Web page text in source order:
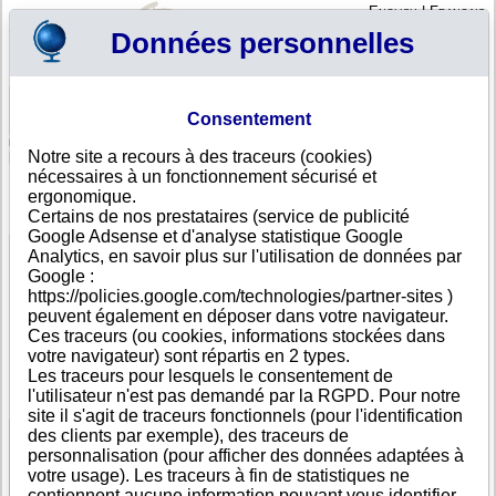
English|Français
Votre panier est vide
Maroc > Toutes villes >Casablanca
POLYGONE B2B, Casablanca
FICHE ENTREPRISE
Dénomination POLYGONE B2B
Adresse
13 RUE AHMED EL MAJJATI RES LES ALPES 1ER
ETG N8 20100
Ville
Casablanca
Pays
Maroc
Type
d'adresse
Adresse unique
DUNS®
Number
53-------
Voir les informations disponibles
Données personnelles
Consentement
Notre site a recours à des traceurs (cookies)
nécessaires à un fonctionnement sécurisé et
ergonomique.
Certains de nos prestataires (service de publicité
Google Adsense et d'analyse statistique Google
Analytics, en savoir plus sur l'utilisation de données par
Google :
https://policies.google.com/technologies/partner-sites )
peuvent également en déposer dans votre navigateur.
Ces traceurs (ou cookies, informations stockées dans
votre navigateur) sont répartis en 2 types.
Les traceurs pour lesquels le consentement de
l'utilisateur n'est pas demandé par la RGPD. Pour notre
site il s'agit de traceurs fonctionnels (pour l'identification
des clients par exemple), des traceurs de
personnalisation (pour afficher des données adaptées à
votre usage). Les traceurs à fin de statistiques ne